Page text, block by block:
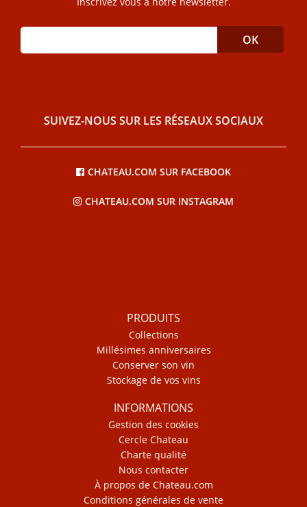
SUIVEZ-NOUS SUR LES RÉSEAUX SOCIAUX
CHATEAU.COM SUR FACEBOOK
CHATEAU.COM SUR INSTAGRAM
PRODUITS
Collections
Millésimes anniversaires
Conserver son vin
Stockage de vos vins
INFORMATIONS
Gestion des cookies
Cercle Chateau
Charte qualité
Nous contacter
À propos de Chateau.com
Conditions générales de vente